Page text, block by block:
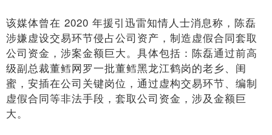
该媒体曾在 2020 年援引迅雷知情人士消息称，陈磊
涉嫌虚设交易环节侵占公司资产，制造虚假合同套取
公司资金，涉案金额巨大。具体包括：陈磊通过前高
级副总裁董鳕网罗一批董鳕黑龙江鹤岗的老乡、闺
蜜，安插在公司关键岗位，通过虚构交易环节、编制
虚假合同等非法手段，套取公司资金，涉及金额巨
大。